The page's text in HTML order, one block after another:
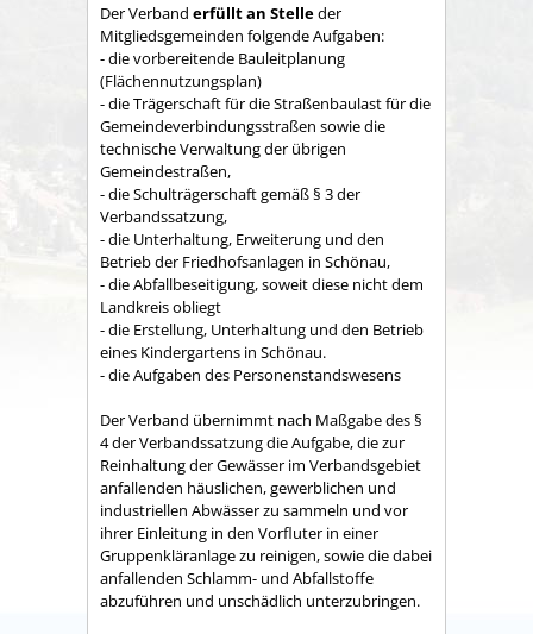
Der Verband erfüllt an Stelleder
Mitgliedsgemeinden folgende Aufgaben:
- die vorbereitende Bauleitplanung
(Flächennutzungsplan)
- die Trägerschaft für die Straßenbaulast für die
Gemeindeverbindungsstraßen sowie die
technische Verwaltung der übrigen
Gemeindestraßen,
- die Schulträgerschaft gemäß § 3 der
Verbandssatzung,
- die Unterhaltung, Erweiterung und den
Betrieb der Friedhofsanlagen in Schönau,
- die Abfallbeseitigung, soweit diese nicht dem
Land­kreis obliegt
- die Erstellung, Unterhaltung und den Betrieb
eines Kindergartens in Schönau.
- die Aufgaben des Personenstandswesens
Der Verband übernimmt nach Maßgabe des §
4 der Verbandssatzung die Aufgabe, die zur
Reinhaltung der Gewässer im Verbandsgebiet
anfallenden häuslichen, gewerblichen und
industriellen Abwässer zu sammeln und vor
ihrer Einleitung in den Vorfluter in einer
Gruppenkläranlage zu reinigen, sowie die dabei
anfallenden Schlamm- und Abfallstoffe
abzuführen und unschädlich unterzubringen.